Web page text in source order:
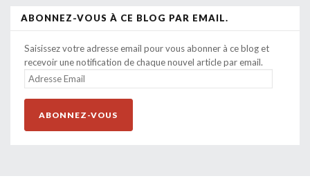
ABONNEZ-VOUS À CE BLOG PAR EMAIL.
Saisissez votre adresse email pour vous abonner à ce blog et
recevoir une notification de chaque nouvel article par email.
ADRESSE
EMAIL
ABONNEZ-VOUS